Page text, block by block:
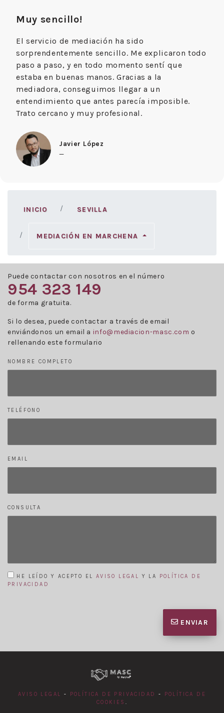
Muy sencillo!
El servicio de mediación ha sido
sorprendentemente sencillo. Me explicaron todo
paso a paso, y en todo momento sentí que
estaba en buenas manos. Gracias a la
mediadora, conseguimos llegar a un
entendimiento que antes parecía imposible.
Trato cercano y muy profesional.
Javier López
—
INICIO SEVILLA
MEDIACIÓN EN MARCHENA
Puede contactar con nosotros en el número
954 323 149
de forma gratuita.
Si lo desea, puede contactar a través de email
enviándonos un email a info@mediacion-masc.com o
rellenando este formulario
NOMBRE COMPLETO
TELÉFONO
EMAIL
CONSULTA
HE LEÍDO Y ACEPTO EL AVISO LEGAL Y LA
POLÍTICA DE
PRIVACIDAD
ENVIAR
AVISO LEGAL - POLÍTICA DE PRIVACIDAD -
POLÍTICA DE
COOKIES .